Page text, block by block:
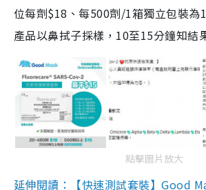
位每劑$18、每500劑/1箱獨立包裝為
產品以鼻拭子採樣，10至15分鐘知結
點擊圖片放大
延伸閱讀：【快速測試套裝】Good